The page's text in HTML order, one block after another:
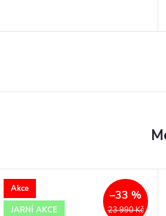
Akce
JARNÍ AKCE
23 990 Kč
–33 %